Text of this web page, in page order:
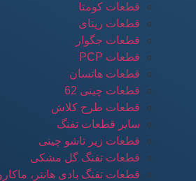
قطعات کومتا
قطعات ریتای
قطعات جگوار
قطعات PCP
قطعات هاتسان
قطعات چینی 62
قطعات طرح کلاش
سایر قطعات تفنگ
قطعات زیر تاشو چینی
قطعات تفنگ گل مشکی
قطعات تفنگ بادی هانتر،